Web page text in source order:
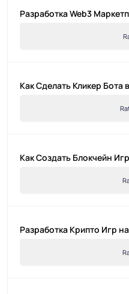
Разработка Web3
Как Сделать Кликер Бота
Как Создать Блокчейн
Разработка Крипто Игр